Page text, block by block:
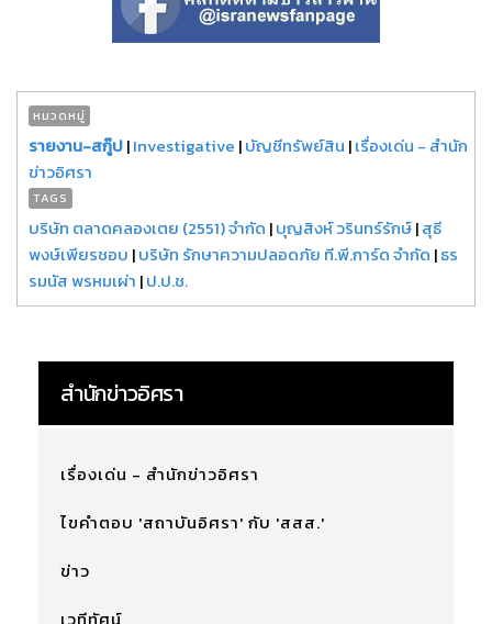
หมวดหมู่
รายงาน-สกู๊ป|Investigative |บัญชีทรัพย์สิน |เรื่องเด่น - สำนัก
ข่าวอิศรา
TAGS
บริษัท ตลาดคลองเตย (2551) จำกัด |บุญสิงห์ วรินทร์รักษ์|สุธี
พงษ์เพียรชอบ |บริษัท รักษาความปลอดภัย ที.พี.การ์ด จำกัด |ธร
รมนัส พรหมเผ่า |ป.ป.ช.
สำนักข่าวอิศรา
เรื่องเด่น - สำนักข่าวอิศรา
ไขคำตอบ 'สถาบันอิศรา' กับ 'สสส.'
ข่าว
เวทีทัศน์